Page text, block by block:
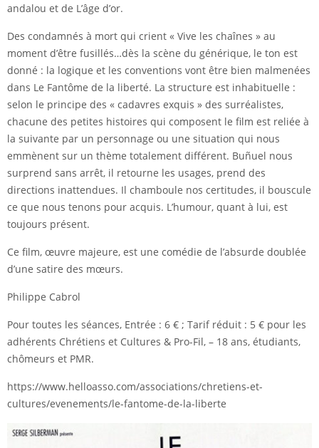
andalou et de L’âge d’or.
Des condamnés à mort qui crient « Vive les chaînes » au
moment d’être fusillés…dès la scène du générique, le ton est
donné : la logique et les conventions vont être bien malmenées
dans Le Fantôme de la liberté. La structure est inhabituelle :
selon le principe des « cadavres exquis » des surréalistes,
chacune des petites histoires qui composent le film est reliée à
la suivante par un personnage ou une situation qui nous
emmènent sur un thème totalement différent. Buñuel nous
surprend sans arrêt, il retourne les usages, prend des
directions inattendues. Il chamboule nos certitudes, il bouscule
ce que nous tenons pour acquis. L’humour, quant à lui, est
toujours présent.
Ce film, œuvre majeure, est une comédie de l’absurde doublée
d’une satire des mœurs.
Philippe Cabrol
Pour toutes les séances, Entrée : 6 € ; Tarif réduit : 5 € pour les
adhérents Chrétiens et Cultures & Pro-Fil, – 18 ans, étudiants,
chômeurs et PMR.
https://www.helloasso.com/associations/chretiens-et-
cultures/evenements/le-fantome-de-la-liberte